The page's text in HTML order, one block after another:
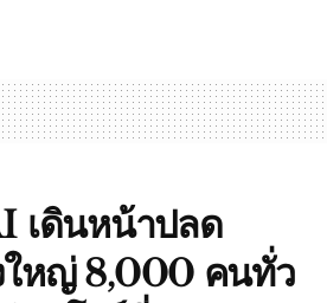
เดินหน้าปลด
ใหญ่ 8,000 คนทั่ว